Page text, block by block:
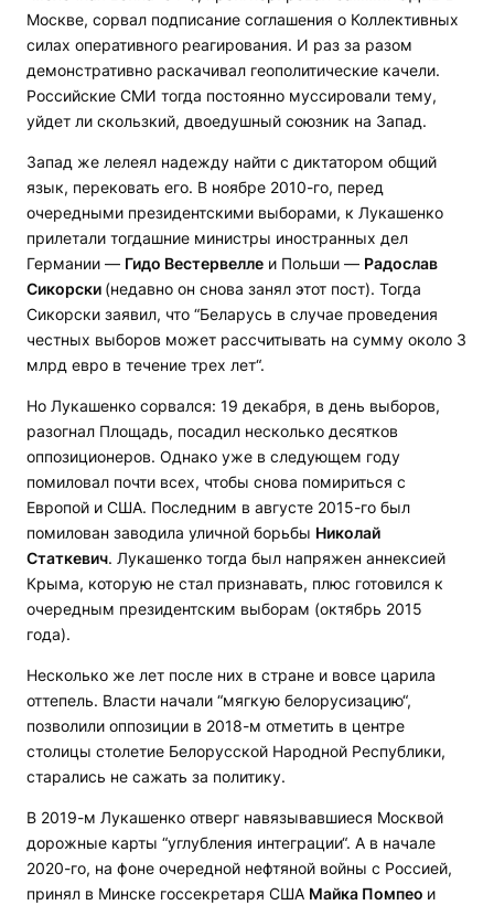
Москве, сорвал подписание соглашения о Коллективных
силах оперативного реагирования. И раз за разом
демонстративно раскачивал геополитические качели.
Российские СМИ тогда постоянно муссировали тему,
уйдет ли скользкий, двоедушный союзник на Запад.
Запад же лелеял надежду найти с диктатором общий
язык, перековать его. В ноябре 2010-го, перед
очередными президентскими выборами, к Лукашенко
прилетали тогдашние министры иностранных дел
Германии — Гидо Вестервелле и Польши — Радослав
Сикорски (недавно он снова занял этот пост). Тогда
Сикорски заявил, что “Беларусь в случае проведения
честных выборов может рассчитывать на сумму около 3
млрд евро в течение трех лет“.
Но Лукашенко сорвался: 19 декабря, в день выборов,
разогнал Площадь, посадил несколько десятков
оппозиционеров. Однако уже в следующем году
помиловал почти всех, чтобы снова помириться с
Европой и США. Последним в августе 2015-го был
помилован заводила уличной борьбы Николай
Статкевич. Лукашенко тогда был напряжен аннексией
Крыма, которую не стал признавать, плюс готовился к
очередным президентским выборам (октябрь 2015
года).
Несколько же лет после них в стране и вовсе царила
оттепель. Власти начали “мягкую белорусизацию“,
позволили оппозиции в 2018-м отметить в центре
столицы столетие Белорусской Народной Республики,
старались не сажать за политику.
В 2019-м Лукашенко отверг навязывавшиеся Москвой
дорожные карты “углубления интеграции“. А в начале
2020-го, на фоне очередной нефтяной войны с Россией,
принял в Минске госсекретаря США Майка Помпео и